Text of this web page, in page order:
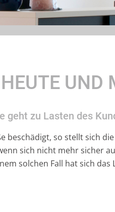
UND
geht zu Lasten des
beschädigt, so stellt sich
sich nicht mehr sicher
solchen Fall hat sich das